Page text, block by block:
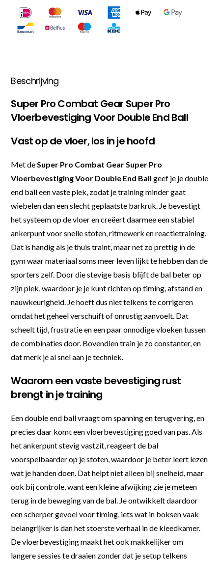
Beschrijving
Super Pro Combat Gear Super Pro
Vloerbevestiging Voor Double End Ball
Vast op de vloer, los in je hoofd
Met deSuper Pro Combat Gear Super Pro
Vloerbevestiging Voor Double End Ball geef je je double
end ball een vaste plek, zodat je training minder gaat
wiebelen dan een slecht geplaatste barkruk. Je bevestigt
het systeem op de vloer en creëert daarmee een stabiel
ankerpunt voor snelle stoten, ritmewerk en reactietraining.
Dat is handig als je thuis traint, maar net zo prettig in de
gym waar materiaal soms meer leven lijkt te hebben dan de
sporters zelf. Door die stevige basis blijft de bal beter op
zijn plek, waardoor je je kunt richten op timing, afstand en
nauwkeurigheid. Je hoeft dus niet telkens te corrigeren
omdat het geheel verschuift of onrustig aanvoelt. Dat
scheelt tijd, frustratie en een paar onnodige vloeken tussen
de combinaties door. Bovendien train je zo constanter, en
dat merk je al snel aan je techniek.
Waarom een vaste bevestiging rust
brengt in je training
Een double end ball vraagt om spanning en terugvering, en
precies daar komt een vloerbevestiging goed van pas. Als
het ankerpunt stevig vastzit, reageert de bal
voorspelbaarder op je stoten, waardoor je beter leert lezen
wat je handen doen. Dat helpt niet alleen bij snelheid, maar
ook bij controle, want een kleine afwijking zie je meteen
terug in de beweging van de bal. Je ontwikkelt daardoor
een scherper gevoel voor timing, iets wat in boksen vaak
belangrijker is dan het stoerste verhaal in de kleedkamer.
De vloerbevestiging maakt het ook makkelijker om
langere sessies te draaien zonder dat je setup telkens